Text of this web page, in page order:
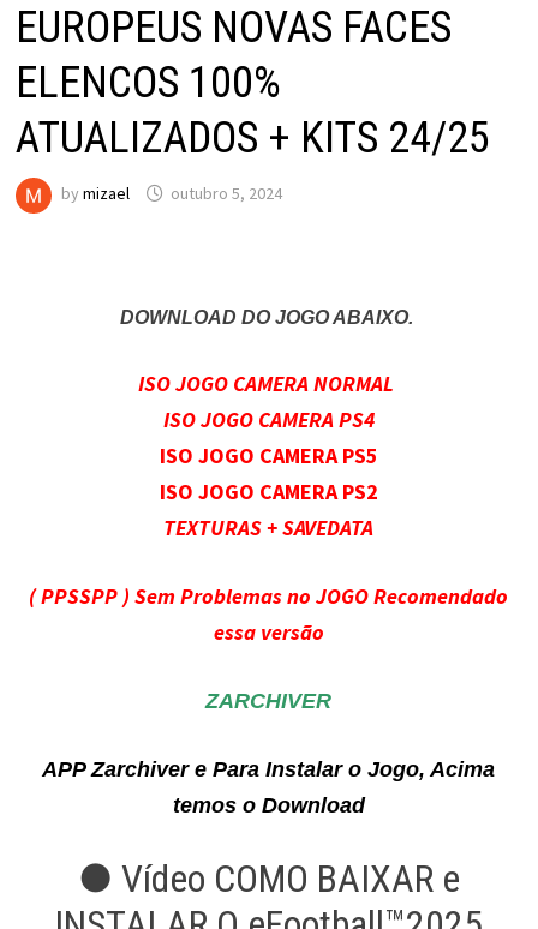
EUROPEUS NOVAS FACES
ELENCOS 100%
ATUALIZADOS + KITS 24/25
by mizael outubro 5, 2024
DOWNLOAD DO JOGO ABAIXO.
ISO JOGO CAMERA NORMAL
ISO JOGO CAMERA PS4
ISO JOGO CAMERA PS5
ISO JOGO CAMERA PS2
TEXTURAS + SAVEDATA
( PPSSPP ) Sem Problemas no JOGO Recomendado
essa versão
ZARCHIVER
APP Zarchiver e Para Instalar o Jogo, Acima
temos o Download
● Vídeo COMO BAIXAR e